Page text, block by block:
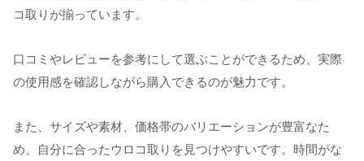
コ取りが揃っています。
口コミやレビューを参考にして選ぶことができるため、実際
の使用感を確認しながら購入できるのが魅力です。
また、サイズや素材、価格帯のバリエーションが豊富なた
め、自分に合ったウロコ取りを見つけやすいです。時間がな